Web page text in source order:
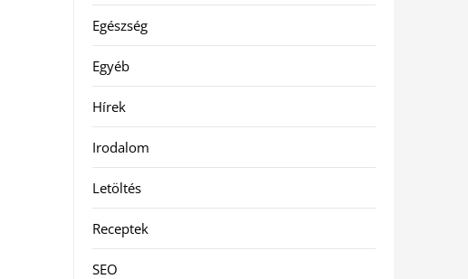
Egészség
Egyéb
Hírek
Irodalom
Letöltés
Receptek
SEO